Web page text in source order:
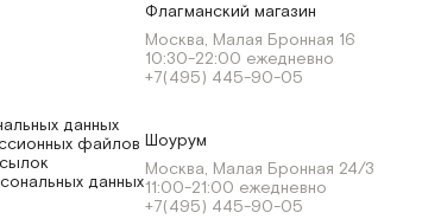
Флагманский магазин
Москва, Малая Бронная 16
10:30-22:00 ежедневно
+7(495) 445-90-05
Шоурум
Москва, Малая Бронная 24/3
11:00-21:00 ежедневно
+7(495) 445-90-05
данных
файлов
данных